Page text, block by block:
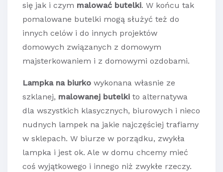
się jak i czym malować butelki. W końcu tak
pomalowane butelki mogą służyć też do
innych celów i do innych projektów
domowych związanych z domowym
majsterkowaniem i z domowymi ozdobami.
Lampka na biurko wykonana własnie ze
szklanej, malowanej butelki to alternatywa
dla wszystkich klasycznych, biurowych i nieco
nudnych lampek na jakie najczęściej trafiamy
w sklepach. W biurze w porządku, zwykła
lampka i jest ok. Ale w domu chcemy mieć
coś wyjątkowego i innego niż zwykłe rzeczy.